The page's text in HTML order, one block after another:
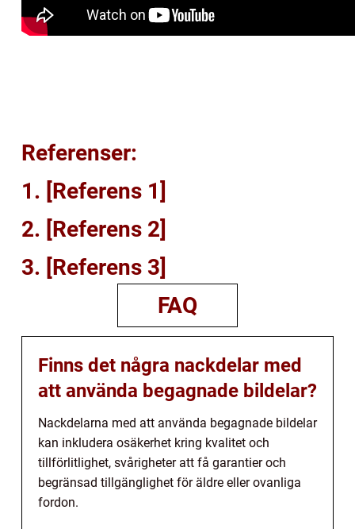
Referenser:
1. [Referens 1]
2. [Referens 2]
3. [Referens 3]
FAQ
Finns det några nackdelar med
att använda begagnade bildelar?
Nackdelarna med att använda begagnade bildelar
kan inkludera osäkerhet kring kvalitet och
tillförlitlighet, svårigheter att få garantier och
begränsad tillgänglighet för äldre eller ovanliga
fordon.